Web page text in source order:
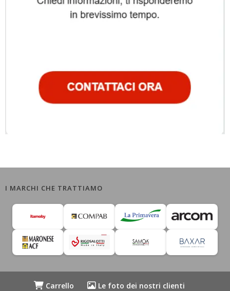
I MARCHI CHE TRATTIAMO
Carrello
Le foto dei nostri clienti